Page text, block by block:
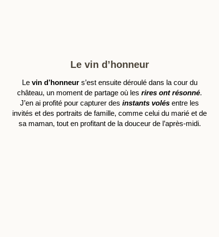
Le vin d’honneur
Le vin d’honneurs’est ensuite déroulé dans la cour du
château, un moment de partage où les rires ont résonné.
J’en ai profité pour capturer des instants volés entre les
invités et des portraits de famille, comme celui du marié et de
sa maman, tout en profitant de la douceur de l’après-midi.